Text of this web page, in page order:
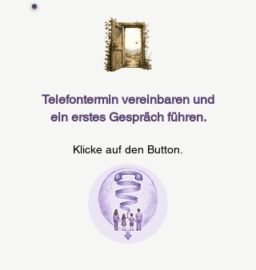
Telefontermin vereinbaren und
ein erstes Gespräch führen.
Klicke auf den Button.